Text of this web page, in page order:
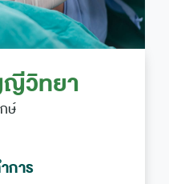
วิทยา
ษ์
การ